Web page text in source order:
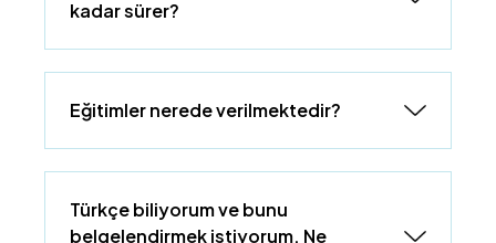
kadar sürer?
Eğitimler nerede verilmektedir?
Türkçe biliyorum ve bunu
belgelendirmek istiyorum. Ne